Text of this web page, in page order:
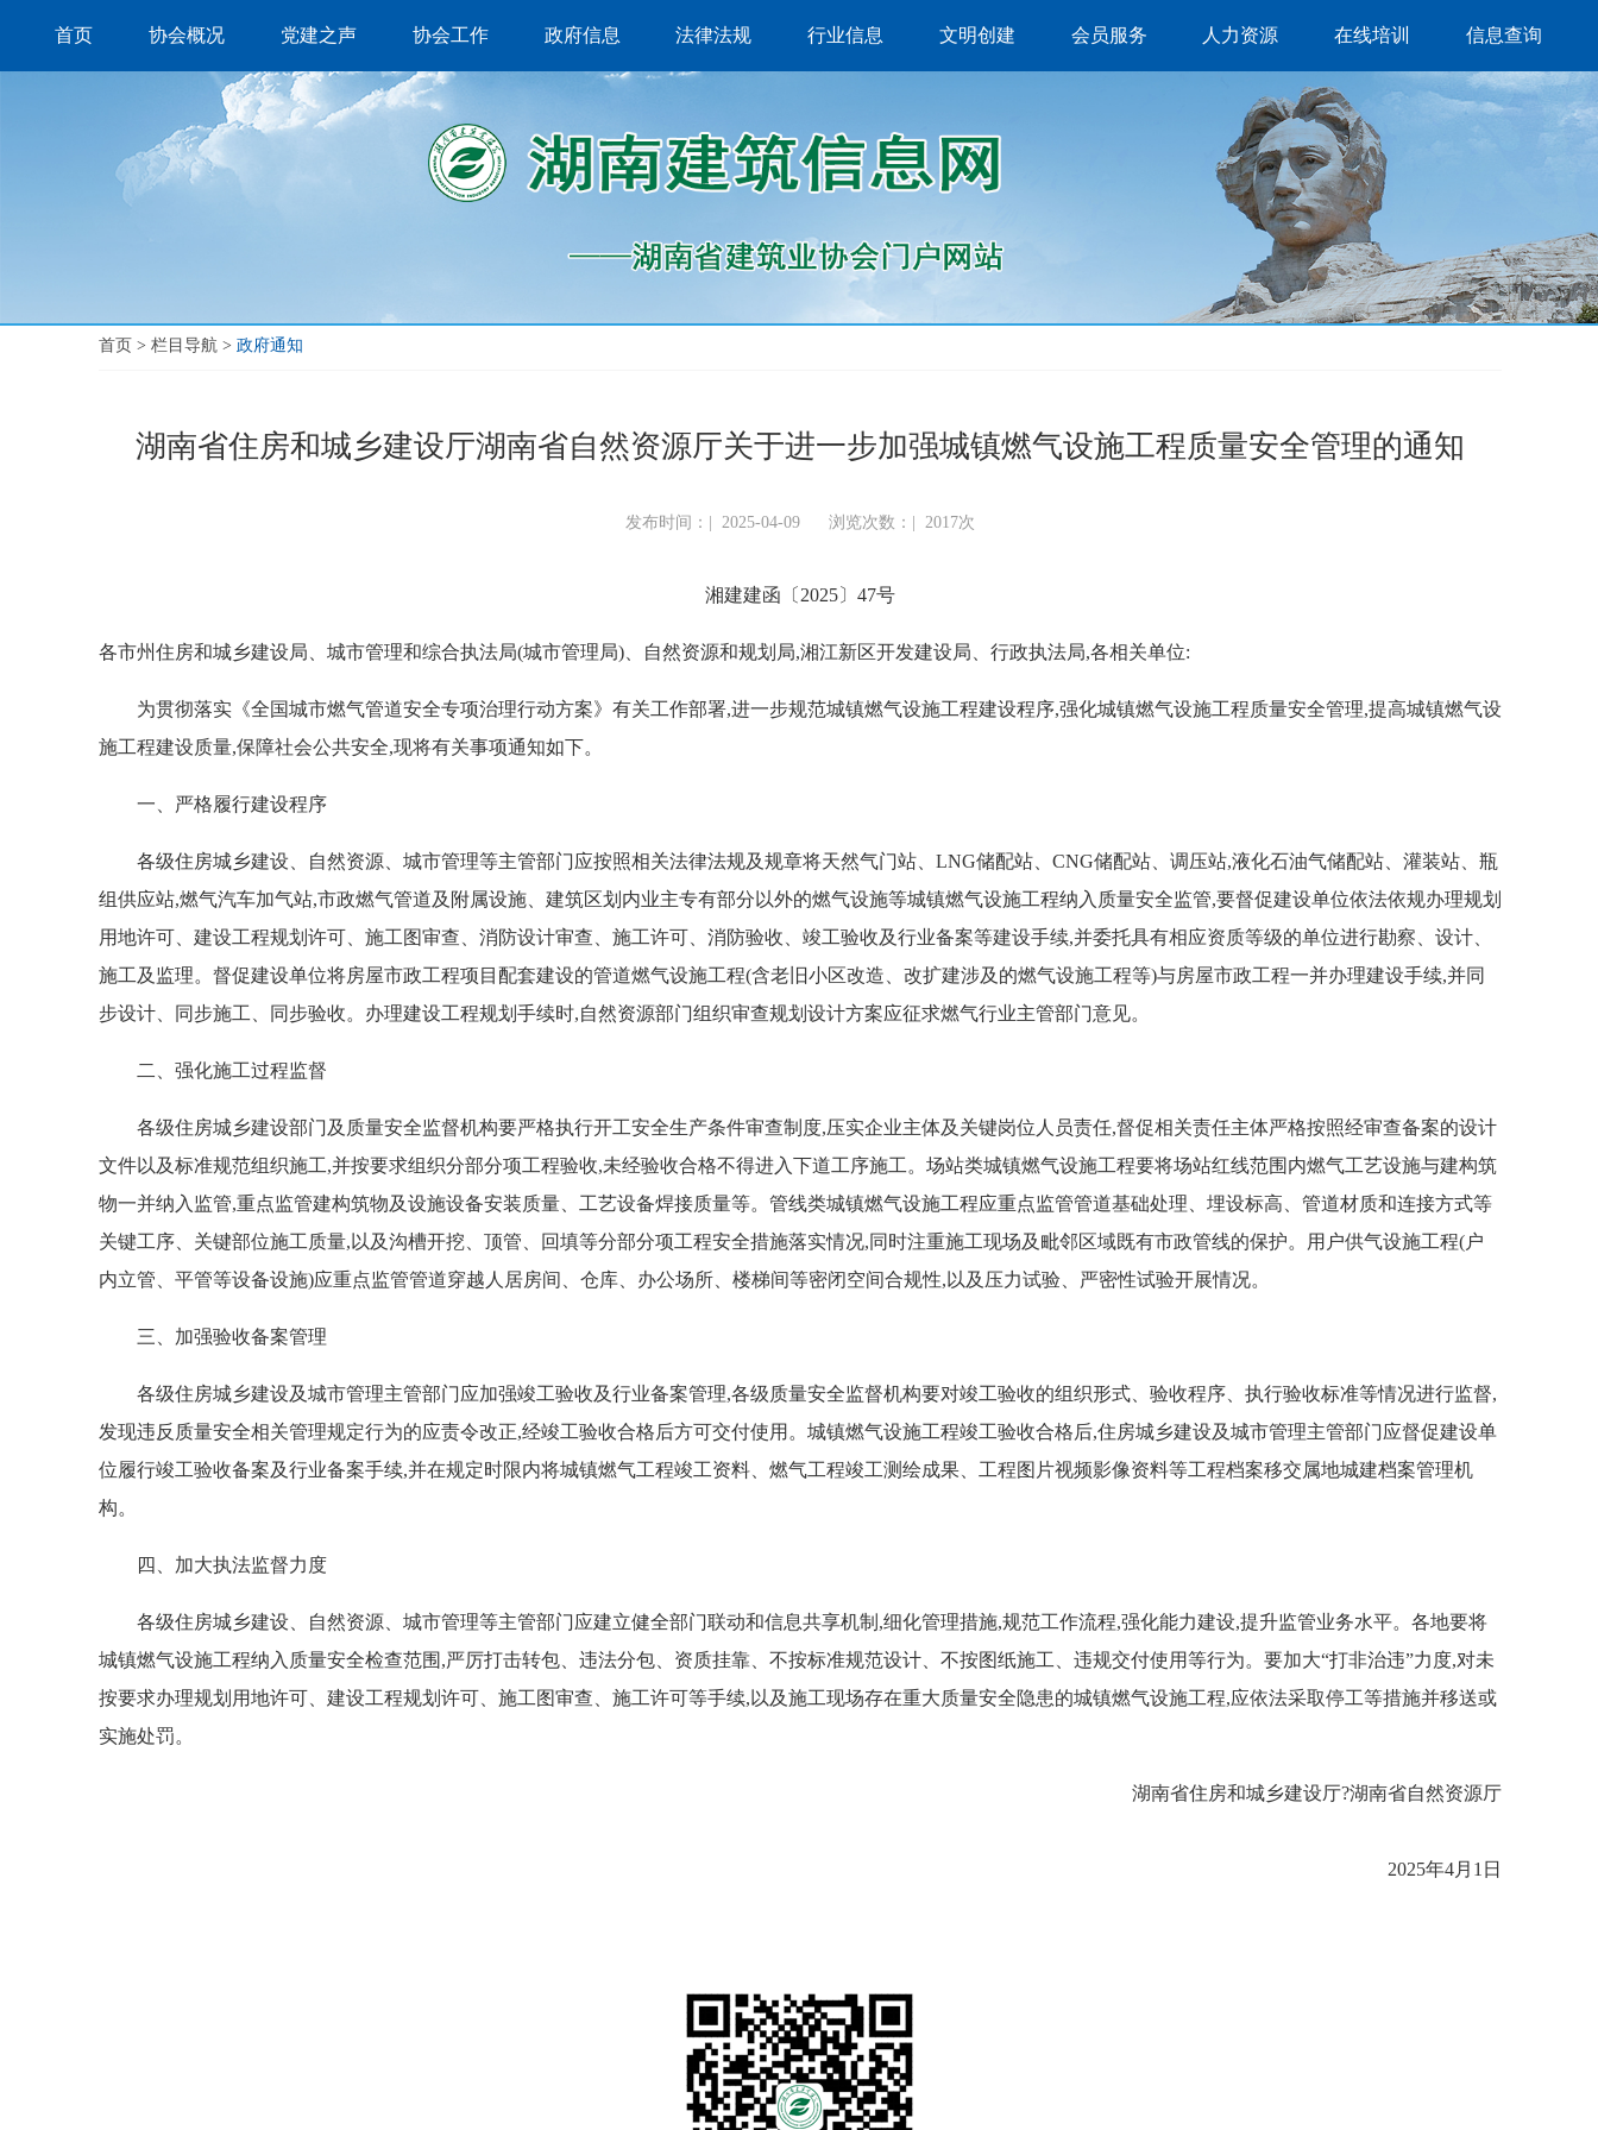
首页 协会概况 党建之声 协会工作 政府信息 法律法规 行业信息 文明创建 会员服务 人力资源 在线培训 信息查询
首页 > 栏目导航 > 政府通知
湖南省住房和城乡建设厅湖南省自然资源厅关于进一步加强城镇燃气设施工程质量安全管理的通知
发布时间：| 2025-04-09 浏览次数：| 2017次
湘建建函〔2025〕47号
各市州住房和城乡建设局、城市管理和综合执法局(城市管理局)、自然资源和规划局,湘江新区开发建设局、行政执法局,各相关单位:
为贯彻落实《全国城市燃气管道安全专项治理行动方案》有关工作部署,进一步规范城镇燃气设施工程建设程序,强化城镇燃气设施工程质量安全管理,提高城镇燃气设
施工程建设质量,保障社会公共安全,现将有关事项通知如下。
一、严格履行建设程序
各级住房城乡建设、自然资源、城市管理等主管部门应按照相关法律法规及规章将天然气门站、LNG储配站、CNG储配站、调压站,液化石油气储配站、灌装站、瓶
组供应站,燃气汽车加气站,市政燃气管道及附属设施、建筑区划内业主专有部分以外的燃气设施等城镇燃气设施工程纳入质量安全监管,要督促建设单位依法依规办理规划
用地许可、建设工程规划许可、施工图审查、消防设计审查、施工许可、消防验收、竣工验收及行业备案等建设手续,并委托具有相应资质等级的单位进行勘察、设计、
施工及监理。督促建设单位将房屋市政工程项目配套建设的管道燃气设施工程(含老旧小区改造、改扩建涉及的燃气设施工程等)与房屋市政工程一并办理建设手续,并同
步设计、同步施工、同步验收。办理建设工程规划手续时,自然资源部门组织审查规划设计方案应征求燃气行业主管部门意见。
二、强化施工过程监督
各级住房城乡建设部门及质量安全监督机构要严格执行开工安全生产条件审查制度,压实企业主体及关键岗位人员责任,督促相关责任主体严格按照经审查备案的设计
文件以及标准规范组织施工,并按要求组织分部分项工程验收,未经验收合格不得进入下道工序施工。场站类城镇燃气设施工程要将场站红线范围内燃气工艺设施与建构筑
物一并纳入监管,重点监管建构筑物及设施设备安装质量、工艺设备焊接质量等。管线类城镇燃气设施工程应重点监管管道基础处理、埋设标高、管道材质和连接方式等
关键工序、关键部位施工质量,以及沟槽开挖、顶管、回填等分部分项工程安全措施落实情况,同时注重施工现场及毗邻区域既有市政管线的保护。用户供气设施工程(户
内立管、平管等设备设施)应重点监管管道穿越人居房间、仓库、办公场所、楼梯间等密闭空间合规性,以及压力试验、严密性试验开展情况。
三、加强验收备案管理
各级住房城乡建设及城市管理主管部门应加强竣工验收及行业备案管理,各级质量安全监督机构要对竣工验收的组织形式、验收程序、执行验收标准等情况进行监督,
发现违反质量安全相关管理规定行为的应责令改正,经竣工验收合格后方可交付使用。城镇燃气设施工程竣工验收合格后,住房城乡建设及城市管理主管部门应督促建设单
位履行竣工验收备案及行业备案手续,并在规定时限内将城镇燃气工程竣工资料、燃气工程竣工测绘成果、工程图片视频影像资料等工程档案移交属地城建档案管理机
构。
四、加大执法监督力度
各级住房城乡建设、自然资源、城市管理等主管部门应建立健全部门联动和信息共享机制,细化管理措施,规范工作流程,强化能力建设,提升监管业务水平。各地要将
城镇燃气设施工程纳入质量安全检查范围,严厉打击转包、违法分包、资质挂靠、不按标准规范设计、不按图纸施工、违规交付使用等行为。要加大“打非治违”力度,对未
按要求办理规划用地许可、建设工程规划许可、施工图审查、施工许可等手续,以及施工现场存在重大质量安全隐患的城镇燃气设施工程,应依法采取停工等措施并移送或
实施处罚。
湖南省住房和城乡建设厅?湖南省自然资源厅
2025年4月1日